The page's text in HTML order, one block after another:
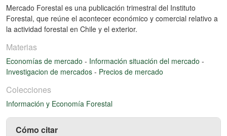
Mercado Forestal es una publicación trimestral del Instituto
Forestal, que reúne el acontecer económico y comercial relativo a
la actividad forestal en Chile y el exterior.
Materias
Economías de mercado - Información situación del mercado -
Investigacion de mercados - Precios de mercado
Colecciones
Información y Economía Forestal
Cómo citar